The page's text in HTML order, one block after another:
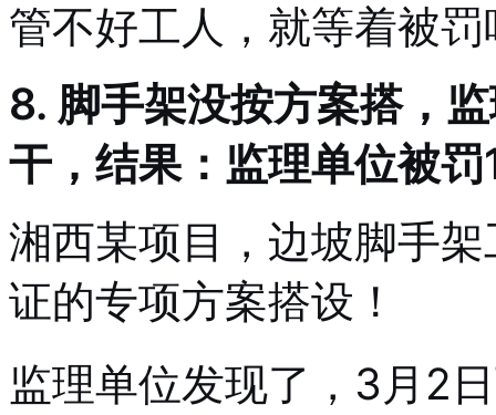
管不好工人，就等着被罚
8. 脚手架没按方案搭，
干，结果：监理单位被
湘西某项目，边坡脚手
证的专项方案搭设！
监理单位发现了，3月2